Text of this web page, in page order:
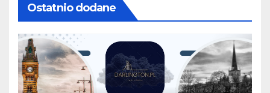
Ostatnio dodane